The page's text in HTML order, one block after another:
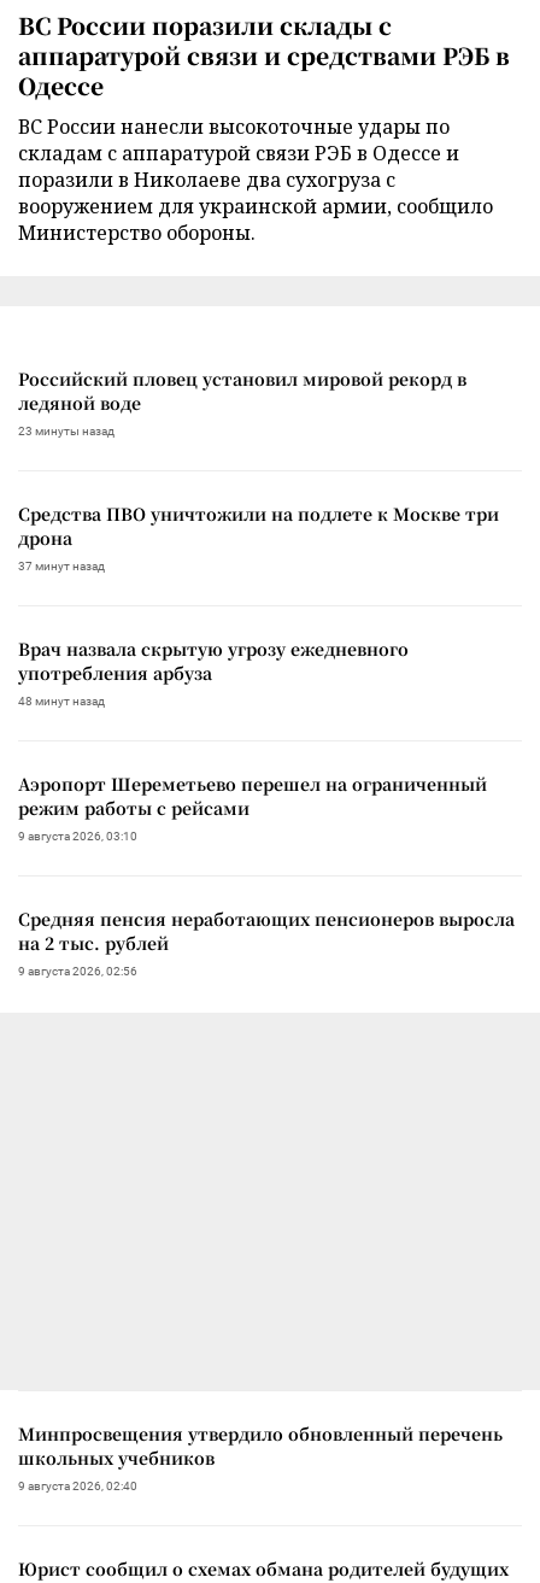
ВС России поразили склады с
аппаратурой связи и средствами РЭБ в
Одессе
ВС России нанесли высокоточные удары по
складам с аппаратурой связи РЭБ в Одессе и
поразили в Николаеве два сухогруза с
вооружением для украинской армии, сообщило
Министерство обороны.
Российский пловец установил мировой рекорд в
ледяной воде
23 минуты назад
Средства ПВО уничтожили на подлете к Москве три
дрона
37 минут назад
Врач назвала скрытую угрозу ежедневного
употребления арбуза
48 минут назад
Аэропорт Шереметьево перешел на ограниченный
режим работы с рейсами
9 августа 2026, 03:10
Средняя пенсия неработающих пенсионеров выросла
на 2 тыс. рублей
9 августа 2026, 02:56
Минпросвещения утвердило обновленный перечень
школьных учебников
9 августа 2026, 02:40
Юрист сообщил о схемах обмана родителей будущих